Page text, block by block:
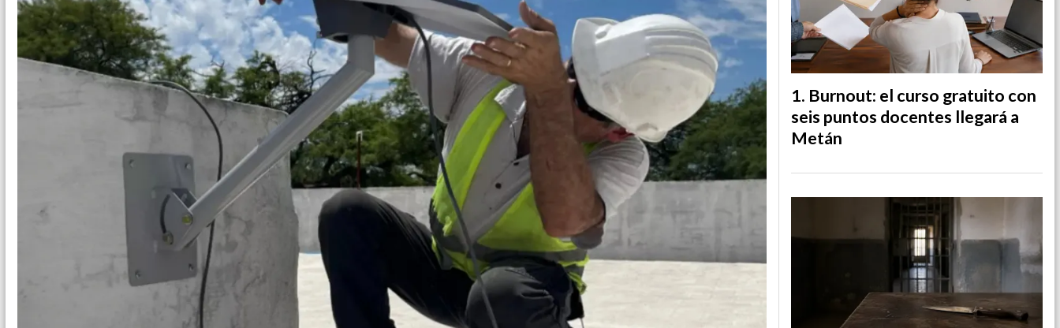
Burnout: el curso gratuito con
seis puntos docentes llegará a
Metán